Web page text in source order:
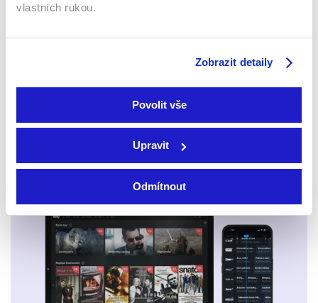
vlastních rukou.
Zobrazit detaily
Povolit vše
Upravit
Odmítnout
Sledovat internetovou televizi jde odkudkoliv